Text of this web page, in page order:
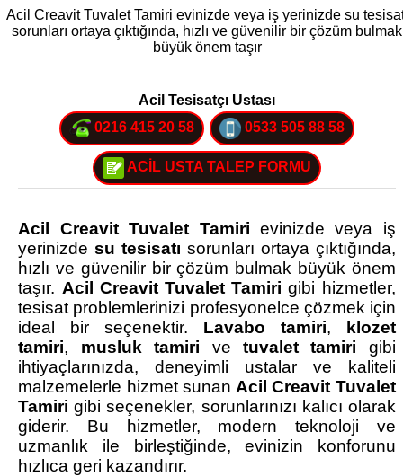
Acil Creavit Tuvalet Tamiri evinizde veya iş yerinizde su
sorunları ortaya çıktığında, hızlı ve güvenilir bir çözüm bulmak
büyük önem taşır
Acil Tesisatçı Ustası
0216 415 20 58
0533 505 88 58
ACİL USTA TALEP FORMU
Acil Creavit Tuvalet Tamiri evinizde veya iş
yerinizdesu tesisatı sorunları ortaya çıktığında,
hızlı ve güvenilir bir çözüm bulmak büyük önem
taşır. Acil Creavit Tuvalet Tamiri gibi hizmetler,
tesisat problemlerinizi profesyonelce çözmek için
ideal bir seçenektir. Lavabo tamiri,
klozet
tamiri, musluk tamiri ve tuvalet tamiri gibi
ihtiyaçlarınızda, deneyimli ustalar ve kaliteli
malzemelerle hizmet sunan Acil Creavit Tuvalet
Tamiri gibi seçenekler, sorunlarınızı kalıcı olarak
giderir. Bu hizmetler, modern teknoloji ve
uzmanlık ile birleştiğinde, evinizin konforunu
hızlıca geri kazandırır.